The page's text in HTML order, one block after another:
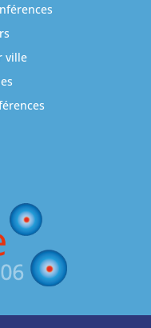
ville